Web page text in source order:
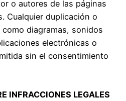
o autores de las páginas
Cualquier duplicación o
diagramas, sonidos
electrónicas o
sin el consentimiento
INFRACCIONES LEGALES